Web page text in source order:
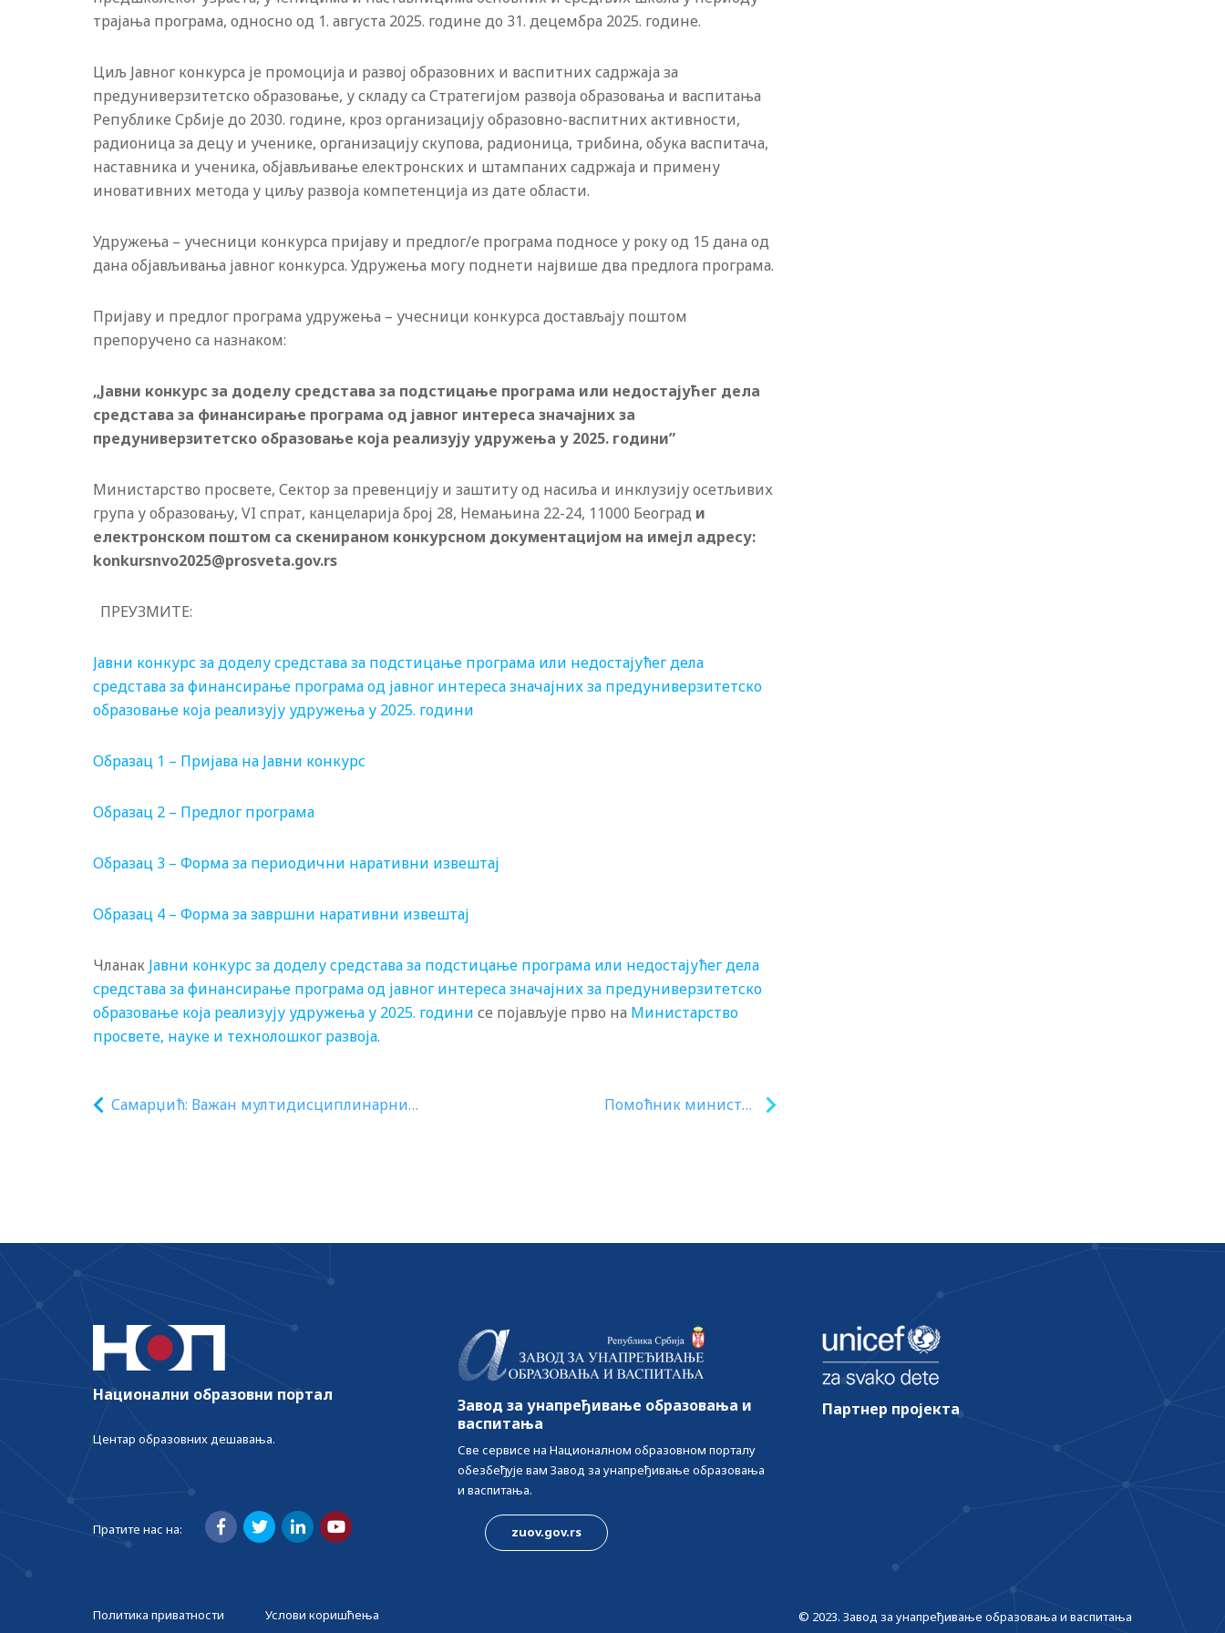
трајања програма, односно од 1. августа 2025. године до 31. децембра 2025. године.
Циљ Јавног конкурса је промоција и развој образовних и васпитних садржаја за
предуниверзитетско образовање, у складу са Стратегијом развоја образовања и васпитања
Републике Србије до 2030. године, кроз организацију образовно-васпитних активности,
радионица за децу и ученике, организацију скупова, радионица, трибина, обука васпитача,
наставника и ученика, објављивање електронских и штампаних садржаја и примену
иновативних метода у циљу развоја компетенција из дате области.
Удружења – учесници конкурса пријаву и предлог/е програма подносе у року од 15 дана од
дана објављивања јавног конкурса. Удружења могу поднети највише два предлога програма.
Пријаву и предлог програма удружења – учесници конкурса достављају поштом
препоручено са назнаком:
„Јавни конкурс за доделу средстава за подстицање програма или недостајућег дела
средстава за финансирање програма од јавног интереса значајних за
предуниверзитетско образовање која реализују удружења у 2025. години”
Министарство просвете, Сектор за превенцију и заштиту од насиља и инклузију осетљивих
група у образовању, VI спрат, канцеларија број 28, Немањина 22-24, 11000 Београд и
електронском поштом са скенираном конкурсном документацијом на имејл адресу:
konkursnvo2025@prosveta.gov.rs
ПРЕУЗМИТЕ:
Јавни конкурс за доделу средстава за подстицање програма или недостајућег дела
средстава за финансирање програма од јавног интереса значајних за предуниверзитетско
образовање која реализују удружења у 2025. години
Образац 1 – Пријава на Јавни конкурс
Образац 2 – Предлог програма
Образац 3 – Форма за периодични наративни извештај
Образац 4 – Форма за завршни наративни извештај
Чланак Јавни конкурс за доделу средстава за подстицање програма или недостајућег дела
средстава за финансирање програма од јавног интереса значајних за предуниверзитетско
образовање која реализују удружења у 2025. години се појављује прво на Министарство
просвете, науке и технолошког развоја.
Самарџић: Важан мултидисциплинарни
Помоћник министра
Национални образовни портал
Центар образовних дешавања.
Завод за унапређивање образовања и
васпитања
Све сервисе на Националном образовном порталу
обезбеђује вам Завод за унапређивање образовања
и васпитања.
zuov.gov.rs
Партнер пројекта
Пратите нас на:
Политика приватности Услови коришћења © 2023. Завод за унапређивање образовања и васпитања